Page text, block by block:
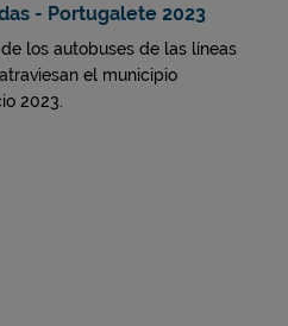
- Portugalete 2023
los autobuses de las líneas
el municipio
2023.